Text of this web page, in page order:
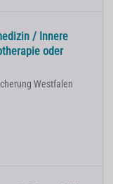
/ Innere
oder
Westfalen